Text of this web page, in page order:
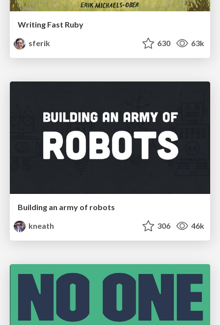
Writing Fast Ruby
sferik
630 63k
Building an army of robots
kneath
306 46k